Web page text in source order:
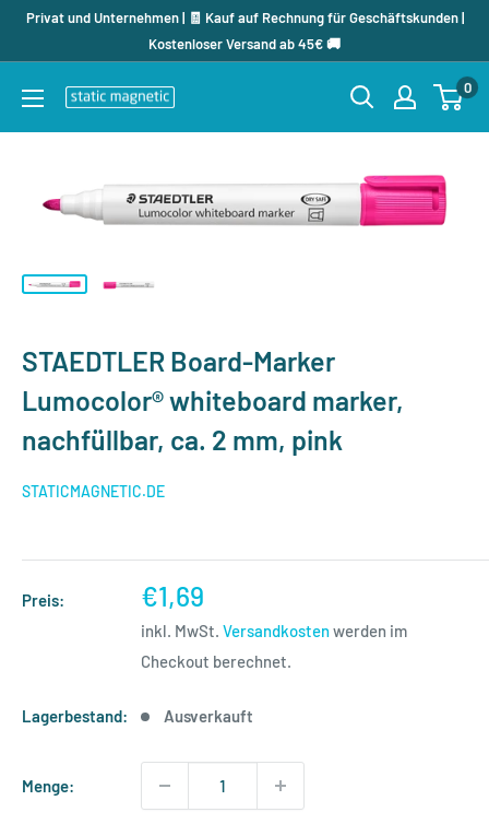
DirektPrivat und Unternehmen | 🧾 Kauf auf Rechnung für Geschäftskunden |
Kostenloser Versand ab 45€ 🚚
staticmagnetic.de
0
STAEDTLER Board-Marker
Lumocolor® whiteboard marker,
nachfüllbar, ca. 2 mm, pink
STATICMAGNETIC.DE
Preis: Sonderpreis
€1,69
inkl. MwSt. Versandkostenwerden im
Checkout berechnet.
Lagerbestand: Ausverkauft
Menge: